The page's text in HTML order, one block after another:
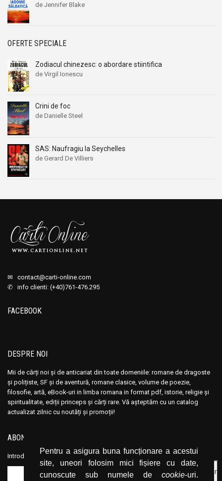
Pentru a asigura buna funcționare a acestui
site, uneori folosim mici fișiere cu date,
cunoscute sub numele de cookie-uri.
de Jennifer Blake
OFERTE SPECIALE
Zodiacul chinezesc: o abordare stiintifica
de Virgil Ionescu
Crini de foc
de Danielle Steel
SAS: Naufragiu la Seychelles
de Gerard De Villiers
✉ contact@carti-online.com
✆ info clienti: (+40)761-476.295
FACEBOOK
DESPRE NOI
Mii de cărți noi și de anticariat din toate domeniile: romane de dragoste
și polițiste, SF și de aventură, romane clasice, volume de poezie,
filosofie, artă, eBook-uri in limba romana in format pdf, istorie, religie și
spiritualitate, ediții princeps și cărți rare. Vă așteptăm cu un catalog
actualizat zilnic cu noutăți și promoții!
ABONEAZĂ-TE LA NEWSLETTER
Introduceți adresa dvs. de email și dați click pe butonul de abonare.